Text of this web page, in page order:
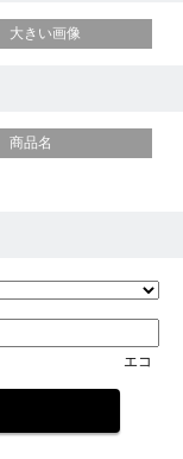
大きい画像
商品名
エコ